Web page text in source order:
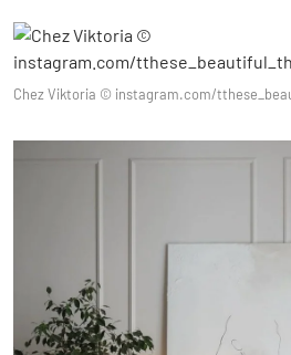
Chez Viktoria © instagram.com/